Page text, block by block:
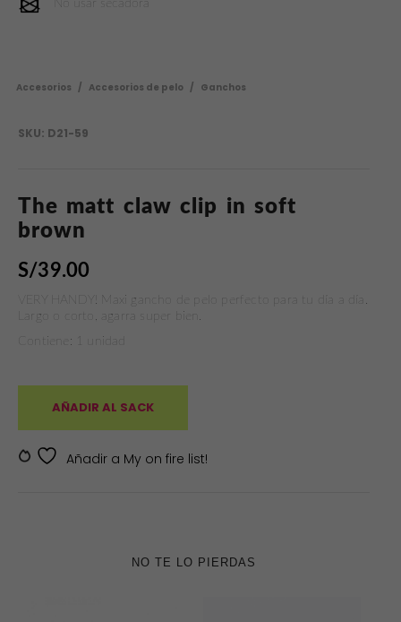
No usar secadora
Accesorios / Accesorios de pelo / Ganchos
SKU: D21-59
The matt claw clip in soft
brown
S/39.00
VERY HANDY! Maxi gancho de pelo perfecto para tu día a día.
Largo o corto, agarra super bien.
Contiene: 1 unidad
AÑADIR AL SACK
Añadir a My on fire list!
SKU:D21-59
NO TE LO PIERDAS